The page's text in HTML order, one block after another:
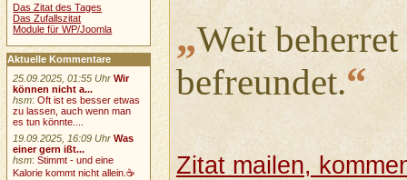
„Weit
befreundet.“
Zitat mailen,
Das Zitat des Tages
Das Zufallszitat
Module für WP/Joomla
Aktuelle Kommentare
25.09.2025, 01:55 Uhr Wir
können nicht a...
hsm:Oft ist es besser etwas
zu lassen, auch wenn man
es tun könnte....
19.09.2025, 16:09 Uhr Was
einer gern ißt...
hsm:Stimmt - und eine
Kalorie kommt nicht allein.☕